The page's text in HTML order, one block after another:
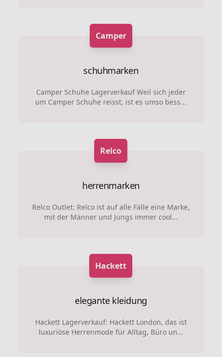
Camper
schuhmarken
Camper Schuhe Lagerverkauf Weil sich jeder
um Camper Schuhe reisst, ist es umso bess...
Relco
herrenmarken
Relco Outlet: Relco ist auf alle Fälle eine Marke,
mit der Männer und Jungs immer cool...
Hackett
elegante kleidung
Hackett Lagerverkauf: Hackett London, das ist
luxuriöse Herrenmode für Alltag, Büro un...